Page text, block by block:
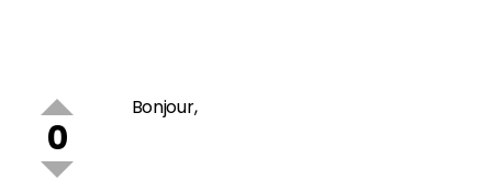
0
Bonjour,